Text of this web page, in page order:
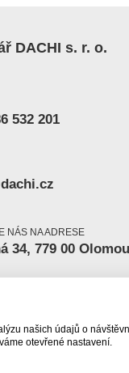
DACHI s. r. o.
532 201
NÁS NA ADRESE
34, 779 00
našich údajů o
otevřené nastavení.